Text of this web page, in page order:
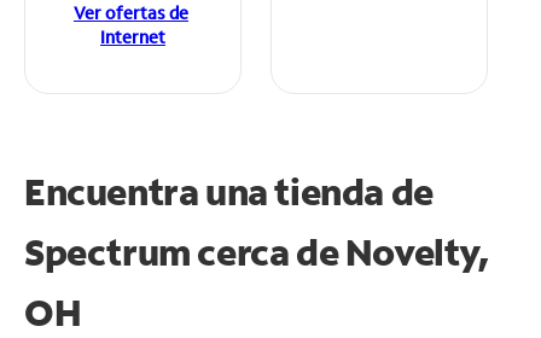
Ver ofertas de
Internet
Encuentra una tienda de
Spectrumcerca de Novelty,
OH